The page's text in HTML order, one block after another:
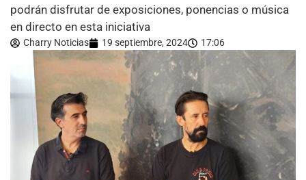
podrán disfrutar de exposiciones, ponencias o música
en directo en esta iniciativa
Charry Noticias 19 septiembre, 2024 17:06